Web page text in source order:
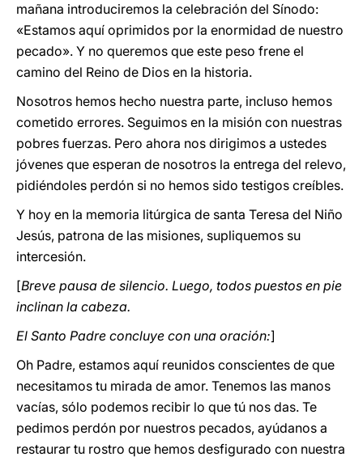
mañana introduciremos la celebración del Sínodo:
«Estamos aquí oprimidos por la enormidad de nuestro
pecado». Y no queremos que este peso frene el
camino del Reino de Dios en la historia.
Nosotros hemos hecho nuestra parte, incluso hemos
cometido errores. Seguimos en la misión con nuestras
pobres fuerzas. Pero ahora nos dirigimos a ustedes
jóvenes que esperan de nosotros la entrega del relevo,
pidiéndoles perdón si no hemos sido testigos creíbles.
Y hoy en la memoria litúrgica de santa Teresa del Niño
Jesús, patrona de las misiones, supliquemos su
intercesión.
[Breve pausa de silencio. Luego, todos puestos en pie
inclinan la cabeza.
El Santo Padre concluye con una oración:]
Oh Padre, estamos aquí reunidos conscientes de que
necesitamos tu mirada de amor. Tenemos las manos
vacías, sólo podemos recibir lo que tú nos das. Te
pedimos perdón por nuestros pecados, ayúdanos a
restaurar tu rostro que hemos desfigurado con nuestra